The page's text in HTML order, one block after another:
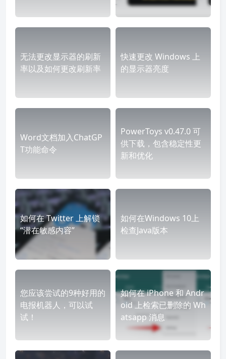
无法更改显示器的刷新
率以及如何更改刷新率
快速更改 Windows 上
的显示器亮度
Word文档加入ChatGP
T功能命令
PowerToys v0.47.0 可
供下载，包含稳定性更
新和优化
如何在 Twitter 上解锁
“潜在敏感内容”
如何在Windows 10上
检查Java版本
您应该尝试的9种好用的
电报机器人，可以试
试！
如何在 iPhone 和 Andr
oid 上检索已删除的 Wh
atsapp 消息